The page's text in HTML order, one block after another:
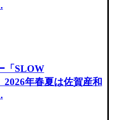
「SLOW
年春夏は佐賀産和